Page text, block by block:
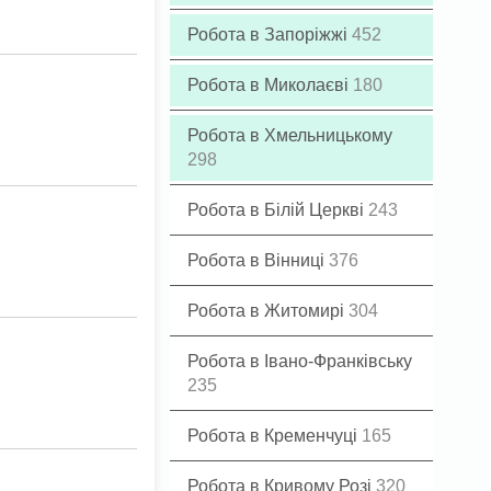
Робота в Запоріжжі 452
Робота в Миколаєві 180
Робота в Хмельницькому
298
Робота в Білій Церкві 243
Робота в Вінниці 376
Робота в Житомирі 304
Робота в Івано-Франківську
235
Робота в Кременчуці 165
Робота в Кривому Розі 320